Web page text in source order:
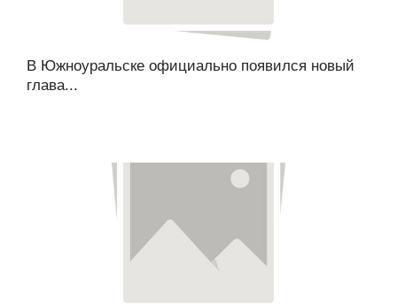
В Южноуральске официально появился новый
глава...